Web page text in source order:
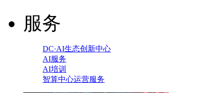
服务
DC·AI生态创新中心
AI服务
AI培训
智算中心运营服务